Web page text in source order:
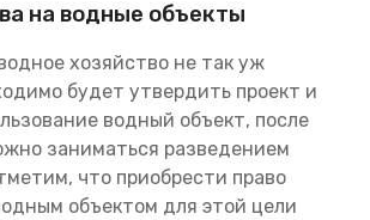
на водные объекты
хозяйство не так уж
будет утвердить проект и
водный объект, после
заниматься разведением
что приобрести право
объектом для этой цели